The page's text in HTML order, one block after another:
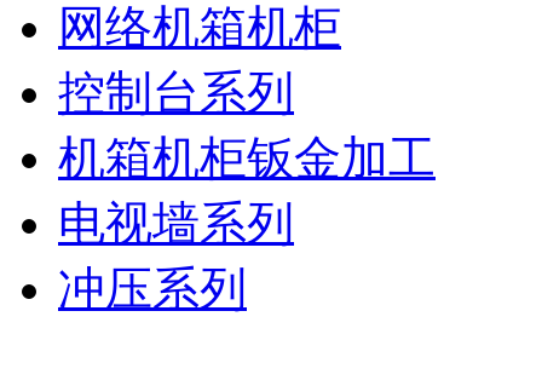
网络机箱机柜
控制台系列
机箱机柜钣金加工
电视墙系列
冲压系列